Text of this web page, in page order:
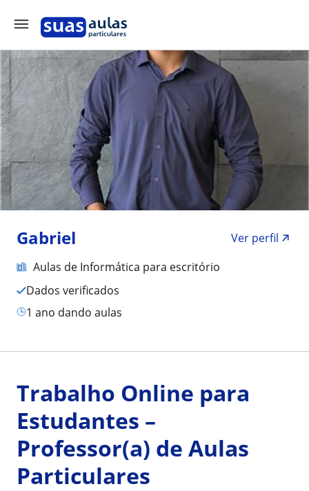
Gabriel
Ver perfil
Aulas de Informática para escritório
Dados verificados
1 ano dando aulas
Trabalho Online para
Estudantes –
Professor(a) de Aulas
Particulares